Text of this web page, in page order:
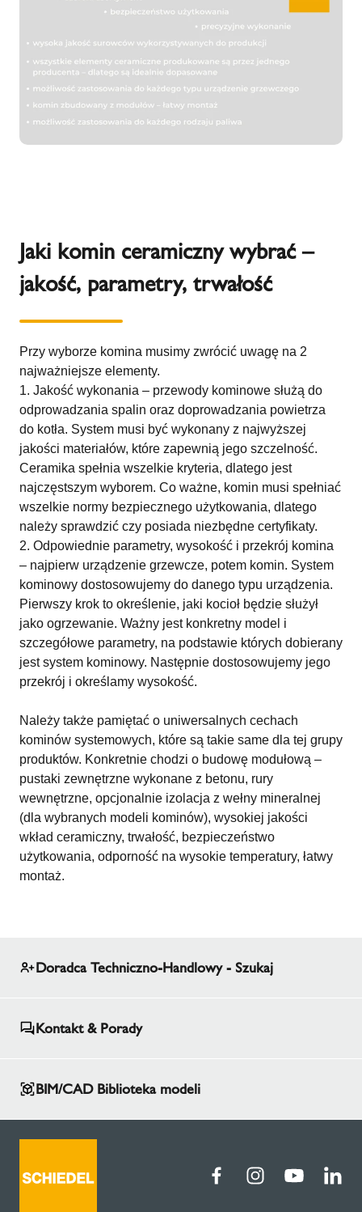
Jaki komin ceramiczny wybrać –
jakość, parametry, trwałość
Przy wyborze komina musimy zwrócić uwagę na 2
najważniejsze elementy.
Jakość wykonania – przewody kominowe służą do
odprowadzania spalin oraz doprowadzania powietrza
do kotła. System musi być wykonany z najwyższej
jakości materiałów, które zapewnią jego szczelność.
Ceramika spełnia wszelkie kryteria, dlatego jest
najczęstszym wyborem. Co ważne, komin musi spełniać
wszelkie normy bezpiecznego użytkowania, dlatego
należy sprawdzić czy posiada niezbędne certyfikaty.
Odpowiednie parametry, wysokość i przekrój komina
– najpierw urządzenie grzewcze, potem komin. System
kominowy dostosowujemy do danego typu urządzenia.
Pierwszy krok to określenie, jaki kocioł będzie służył
jako ogrzewanie. Ważny jest konkretny model i
szczegółowe parametry, na podstawie których dobierany
jest system kominowy. Następnie dostosowujemy jego
przekrój i określamy wysokość.
Należy także pamiętać o uniwersalnych cechach
kominów systemowych, które są takie same dla tej grupy
produktów. Konkretnie chodzi o budowę modułową –
pustaki zewnętrzne wykonane z betonu, rury
wewnętrzne, opcjonalnie izolacja z wełny mineralnej
(dla wybranych modeli kominów), wysokiej jakości
wkład ceramiczny, trwałość, bezpieczeństwo
użytkowania, odporność na wysokie temperatury, łatwy
montaż.
Doradca Techniczno-Handlowy - Szukaj
Kontakt & Porady
BIM/CAD Biblioteka modeli